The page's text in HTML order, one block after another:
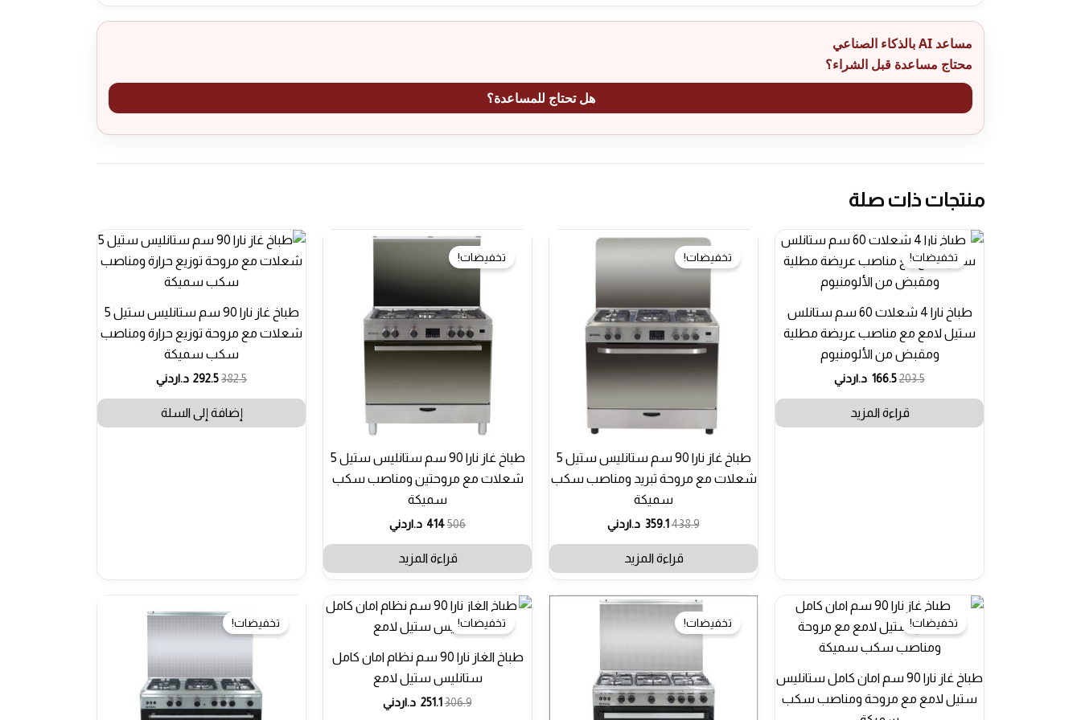
مساعد AI بالذكاء الصناعي
محتاج مساعدة قبل الشراء؟
هل تحتاج للمساعدة؟
منتجات ذات صلة
طباخ نارا 4 شعلات 60 سم ستانلس
ستيل لامع مع مناصب عريضة مطلية
ومقبض من الألومنيوم
203.5
166.5 د.اردني
تخفيضات!
قراءة المزيد
طباخ غاز نارا 90 سم ستانليس ستيل 5
شعلات مع مروحة تبريد ومناصب سكب
سميكة
438.9
359.1 د.اردني
تخفيضات!
قراءة المزيد
طباخ غاز نارا 90 سم ستانليس ستيل 5
شعلات مع مروحتين ومناصب سكب
سميكة
506
414 د.اردني
تخفيضات!
قراءة المزيد
طباخ غاز نارا 90 سم ستانليس ستيل 5
شعلات مع مروحة توزيع حرارة ومناصب
سكب سميكة
382.5
292.5 د.اردني
إضافة إلى السلة
طباخ غاز نارا 90 سم امان كامل ستانليس
ستيل لامع مع مروحة ومناصب سكب
تخفيضات! تخفيضات!
طباخ الغاز نارا 90 سم نظام امان كامل
ستانليس ستيل لامع
306.9
251.1 د.اردني
تخفيضات! تخفيضات!